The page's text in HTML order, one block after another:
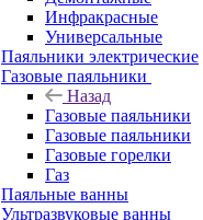
Инфракрасные
Универсальные
Паяльники электрические
Газовые паяльники
Назад
Газовые паяльники
Газовые паяльники
Газовые горелки
Газ
Паяльные ванны
Ультразвуковые ванны